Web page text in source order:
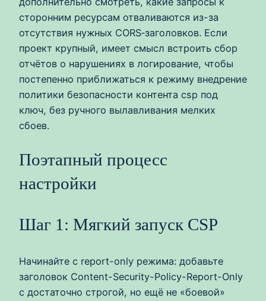
сторонним ресурсам отваливаются из-за
отсутствия нужных CORS‑заголовков. Если
проект крупный, имеет смысл встроить сбор
отчётов о нарушениях в логирование, чтобы
постепенно приближаться к режиму внедрение
политики безопасности контента csp под
ключ, без ручного вылавливания мелких
сбоев.
Поэтапный процесс
настройки
Шаг 1: Мягкий запуск CSP
Начинайте с report-only режима: добавьте
заголовок Content-Security-Policy-Report-Only
с достаточно строгой, но ещё не «боевой»